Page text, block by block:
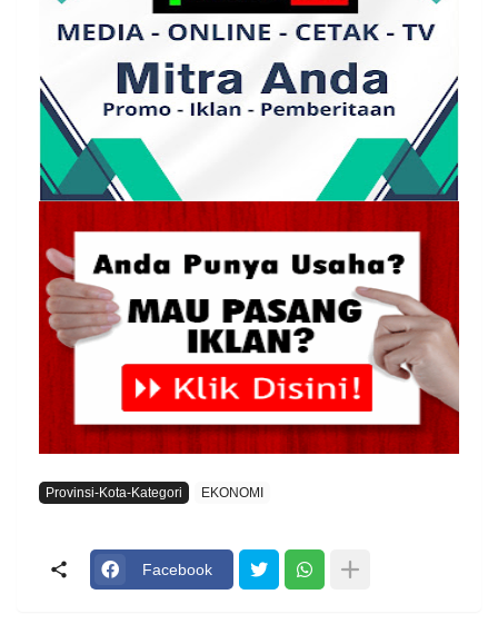
Provinsi-Kota-Kategori EKONOMI
Facebook